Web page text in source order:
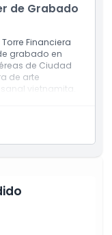
de Grabado
Financiera
grabado en
de Ciudad
de arte
vietnamita.